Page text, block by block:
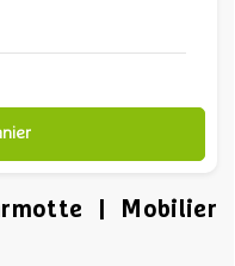
| Mobilier